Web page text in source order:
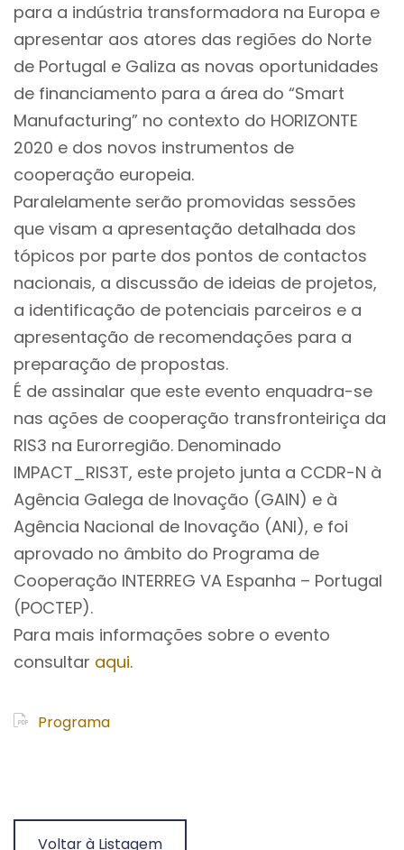
para a indústria transformadora na Europa e
apresentar aos atores das regiões do Norte
de Portugal e Galiza as novas oportunidades
de financiamento para a área do “Smart
Manufacturing” no contexto do HORIZONTE
2020 e dos novos instrumentos de
cooperação europeia.
Paralelamente serão promovidas sessões
que visam a apresentação detalhada dos
tópicos por parte dos pontos de contactos
nacionais, a discussão de ideias de projetos,
a identificação de potenciais parceiros e a
apresentação de recomendações para a
preparação de propostas.
É de assinalar que este evento enquadra-se
nas ações de cooperação transfronteiriça da
RIS3 na Eurorregião. Denominado
IMPACT_RIS3T, este projeto junta a CCDR-N à
Agência Galega de Inovação (GAIN) e à
Agência Nacional de Inovação (ANI), e foi
aprovado no âmbito do Programa de
Cooperação INTERREG VA Espanha – Portugal
(POCTEP).
Para mais informações sobre o evento
consultar aqui.
Programa
Voltar à Listagem